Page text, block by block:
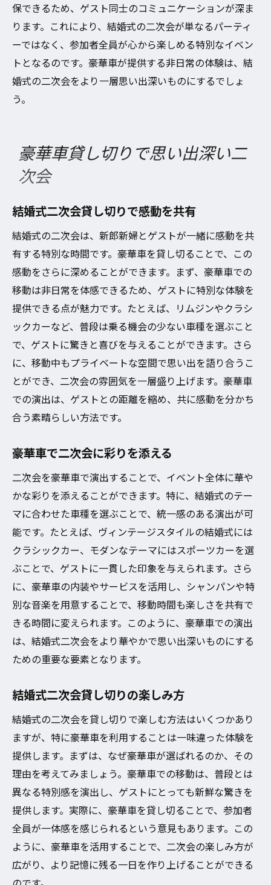
保できるため、ゲスト同士のコミュニケーションが深ま
ります。これにより、結婚式の二次会が単なるパーティ
ーではなく、参加者全員が心から楽しめる特別なイベン
トとなるのです。豪華車が提供する非日常の体験は、結
婚式の二次会をより一層思い出深いものにするでしょ
う。
豪華車貸し切りで思い出深い二
次会
結婚式二次会貸し切りで感動を共有
結婚式の二次会は、新郎新婦とゲストが一緒に感動を共
有する特別な時間です。豪華車を貸し切ることで、この
感動をさらに深めることができます。まず、豪華車での
移動は非日常を体感できるため、ゲストに特別な体験を
提供できる点が魅力です。たとえば、リムジンやクラシ
ックカーなど、普段は乗る機会の少ない車種を選ぶこと
で、ゲストに驚きと喜びを与えることができます。さら
に、移動中もプライベートな空間で思い出を語り合うこ
とができ、二次会の雰囲気を一層盛り上げます。豪華車
での演出は、ゲストとの距離を縮め、共に感動を分かち
合う素晴らしい方法です。
豪華車で二次会に彩りを添える
二次会を豪華車で演出することで、イベント全体に華や
かな彩りを添えることができます。特に、結婚式のテー
マに合わせた車種を選ぶことで、統一感のある演出が可
能です。たとえば、ヴィンテージスタイルの結婚式には
クラシックカー、モダンなテーマにはスポーツカーを選
ぶことで、ゲストに一貫した印象を与えられます。さら
に、豪華車の内装やサービスを活用し、シャンパンや特
別な音楽を用意することで、移動時間も楽しさを共有で
きる時間に変えられます。このように、豪華車での演出
は、結婚式二次会をより華やかで思い出深いものにする
ための重要な要素となります。
結婚式二次会貸し切りの楽しみ方
結婚式の二次会を貸し切りで楽しむ方法はいくつかあり
ますが、特に豪華車を利用することは一味違った体験を
提供します。まずは、なぜ豪華車が選ばれるのか、その
理由を考えてみましょう。豪華車での移動は、普段とは
異なる特別感を演出し、ゲストにとっても新鮮な驚きを
提供します。実際に、豪華車を貸し切ることで、参加者
全員が一体感を感じられるという意見もあります。この
ように、豪華車を活用することで、二次会の楽しみ方が
広がり、より記憶に残る一日を作り上げることができる